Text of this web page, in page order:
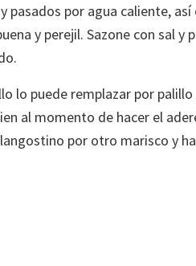
pasados por agua caliente,
y perejil. Sazone con sal y
lo puede remplazar por
al momento de hacer el
por otro marisco y